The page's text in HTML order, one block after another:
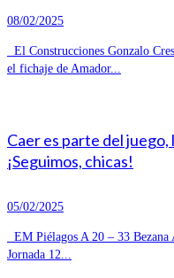
08/02/2025
El Construcciones Gonzalo
el fichaje de Amador...
Caer es parte del
¡Seguimos, chicas!
05/02/2025
EM Piélagos A 20 – 33
Jornada 12...